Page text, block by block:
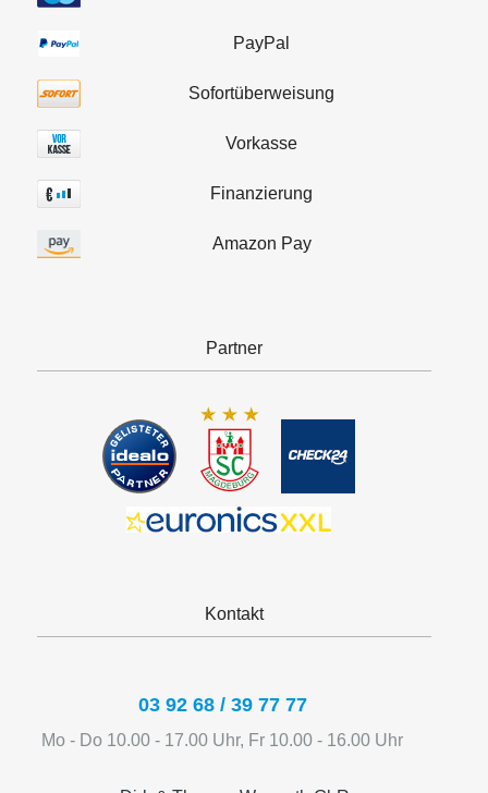
PayPal
Sofortüberweisung
Vorkasse
Finanzierung
Amazon Pay
Partner
Kontakt
03 92 68 / 39 77 77
Mo - Do 10.00 - 17.00 Uhr, Fr 10.00 - 16.00 Uhr